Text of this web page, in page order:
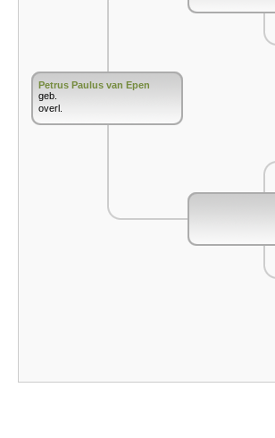
Petrus Paulus van Epen
geb.
overl.